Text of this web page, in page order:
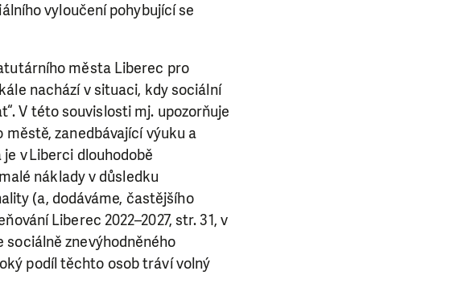
vyloučení pohybující se
města Liberec pro
nachází v situaci, kdy sociální
V této souvislosti mj. upozorňuje
městě, zanedbávající výuku a
v Liberci dlouhodobě
náklady v důsledku
(a, dodáváme, častějšího
Liberec 2022–2027, str. 31, v
sociálně znevýhodněného
podíl těchto osob tráví volný